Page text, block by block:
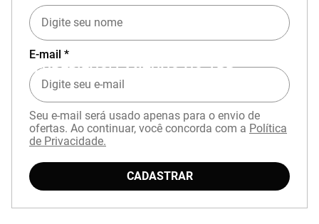
EXPERIÊNCIA MIZUNO NO APP
E-mail *
Seu e-mail será usado apenas para o envio de
ofertas. Ao continuar, você concorda com a Política
de Privacidade.
CADASTRAR